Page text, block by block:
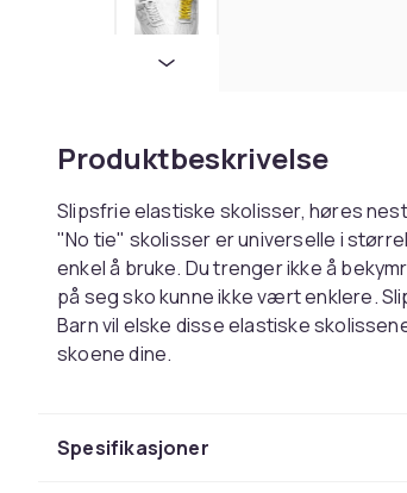
Produktbeskrivelse
Slipsfrie elastiske skolisser, høres
"No tie" skolisser er universelle i
enkel å bruke. Du trenger ikke å
på seg sko kunne ikke vært enklere.
Barn vil elske disse elastiske
skoene dine.
Størrelse
Spesifikasjoner